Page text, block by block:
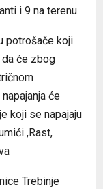
i 9 na terenu.
potrošače koji
da će zbog
će
koji se napajaju
,Rast,
Trebinje